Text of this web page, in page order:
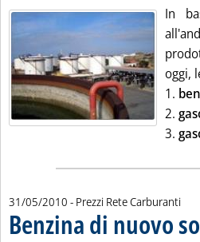
In
oggi,
1.
2.
3.
31/05/2010 - Prezzi Rete Carburanti
Benzina di nuovo